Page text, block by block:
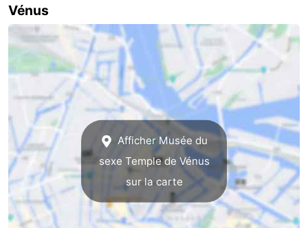
Us
Vénus
Afficher Musée du
sexe Temple de Vénus
sur la carte